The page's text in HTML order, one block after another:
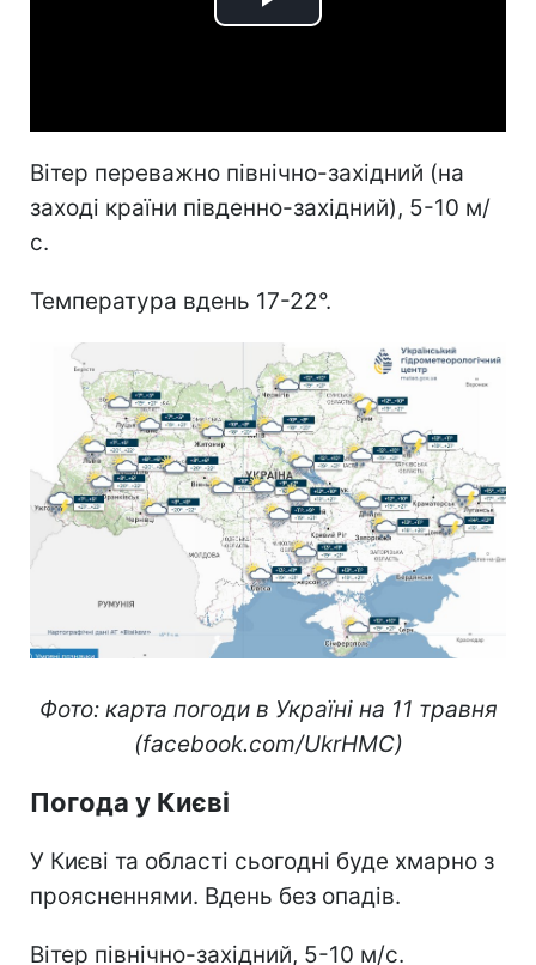
Play
Вітер переважно північно-західний (на
заході країни південно-західний), 5-10 м/
с.
Температура вдень 17-22°.
Фото: карта погоди в Україні на 11 травня
(facebook.com/UkrHMC)
Погода у Києві
У Києві та області сьогодні буде хмарно з
проясненнями. Вдень без опадів.
Вітер північно-західний, 5-10 м/с.